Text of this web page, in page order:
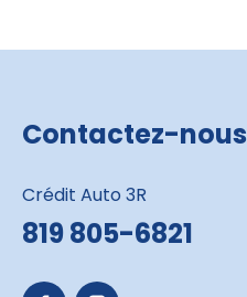
Contactez-nous
Crédit Auto 3R
819 805-6821